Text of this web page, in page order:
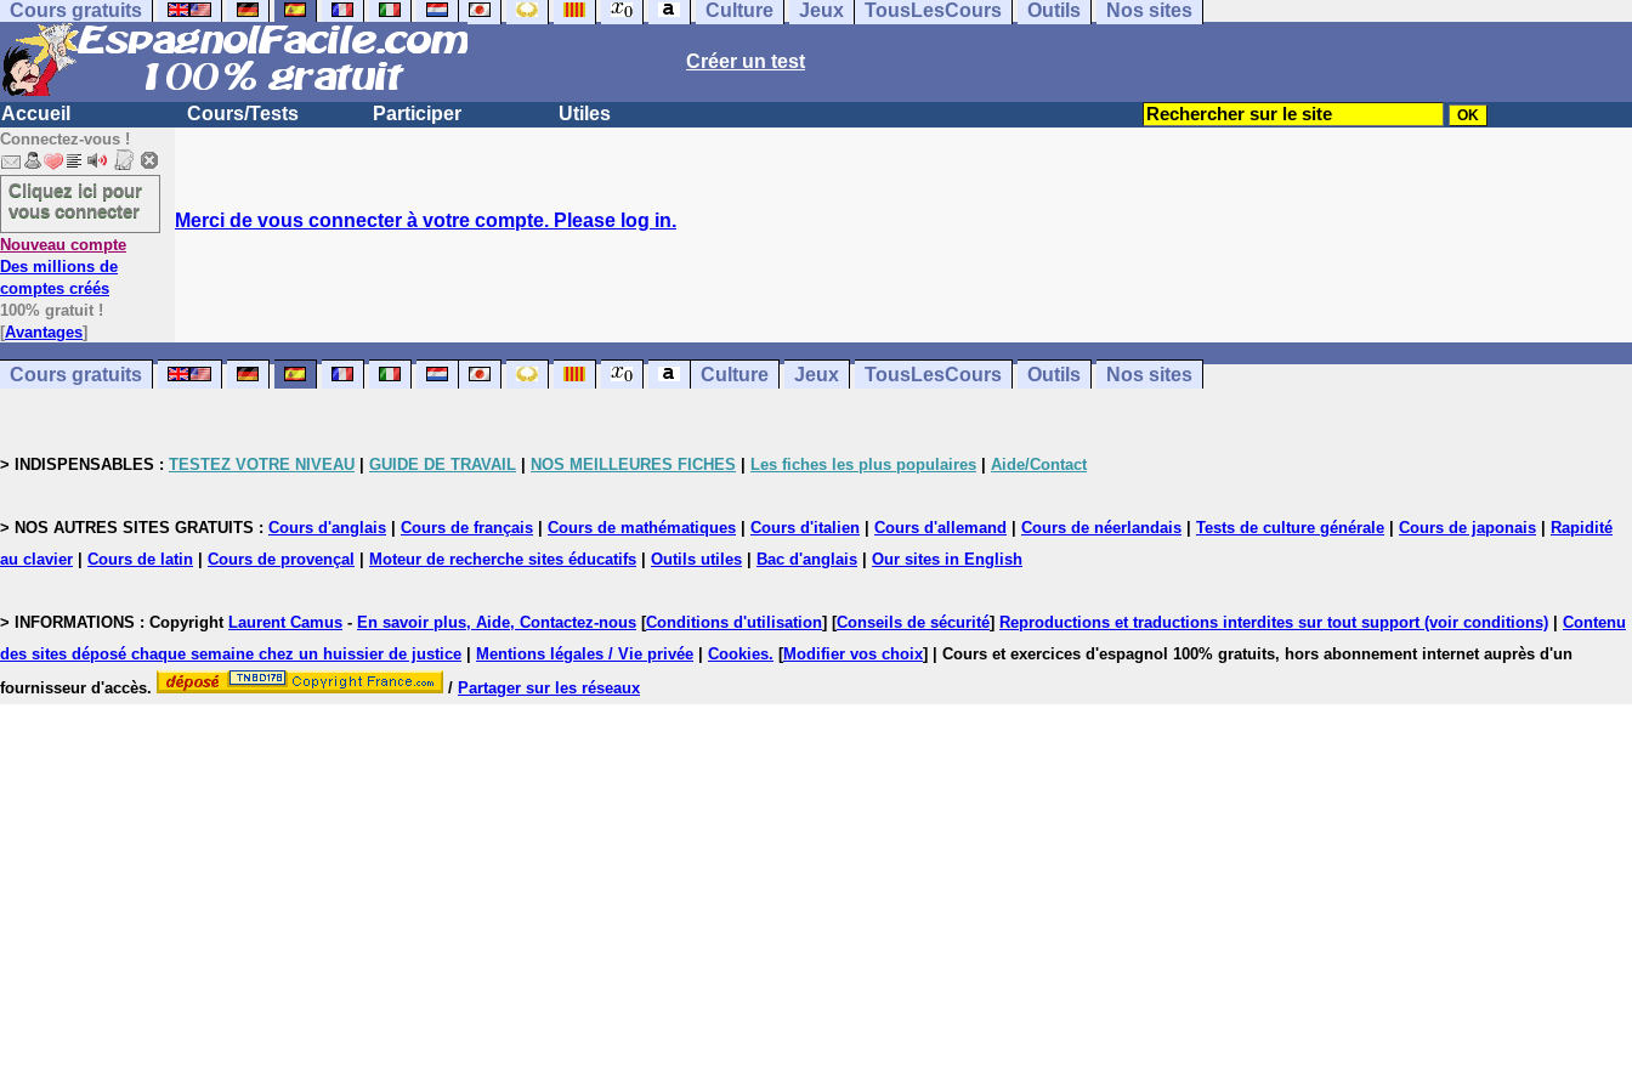
Cours gratuits Culture Jeux TousLesCours Outils Nos sites
Créer un test
Accueil Cours/Tests Participer Utiles
Connectez-vous !
Cliquez ici pour
vous connecter
Nouveau compte
Des millions de
comptes créés
100% gratuit !
[Avantages]
Merci de vous connecter à votre compte. Please log in.
Cours gratuits Culture Jeux TousLesCours Outils Nos sites
> INDISPENSABLES : TESTEZ VOTRE NIVEAU GUIDE DE TRAVAIL NOS MEILLEURES FICHES Les fiches les plus populaires Aide/Contact
> NOS AUTRES SITES GRATUITS : Cours d'anglais Cours de français Cours de mathématiques Cours d'italien Cours d'allemand Cours de néerlandais Tests de culture générale Cours de japonais
Rapidité
au clavier
Cours de latin Cours de provençal Moteur de recherche sites éducatifs Outils utiles Bac d'anglais Our sites in English
> INFORMATIONS : Copyright Laurent Camus - En savoir plus, Aide, Contactez-nous [Conditions d'utilisation] [Conseils de sécurité] Reproductions et traductions interdites sur tout support (voir conditions)
Contenu
des sites déposé chaque semaine chez un huissier de justice
Mentions légales / Vie privée Cookies. [Modifier vos choix]
| Cours et exercices d'espagnol 100% gratuits, hors abonnement internet auprès d'un
fournisseur d'accès.
/ Partager sur les réseaux